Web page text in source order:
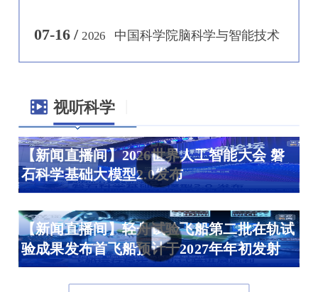
07-16 / 中国科学院脑科学与智能技术
年公开招用人员启事（第3期）
07-03 /2026 中国科学院脑科学与智能技术
卓越创新中心类脑认知计算与脑机融合智能
研究组招聘研究助理
07-03 /2026 中国科学院上海有机化学研究
聘启事
07-01 /2026 中国科学院上海有机化学研究
所分子尺度表征中心（仪器研发方向）高级
07-28 /2026
中国科学院上海有机化学研究
视听科学
【新闻直播间】2026世界人工智能大会 磐
石科学基础大模型2.0发布
【新闻直播间】轻舟试验飞船第二批在轨试
验成果发布首飞船预计于2027年年初发射